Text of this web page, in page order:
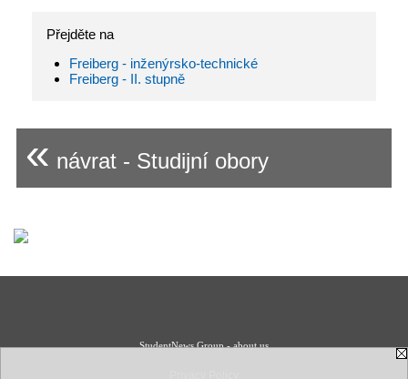
Přejděte na
Freiberg - inženýrsko-technické
Freiberg - II. stupně
« návrat - Studijní obory
StudentNews Group - about us